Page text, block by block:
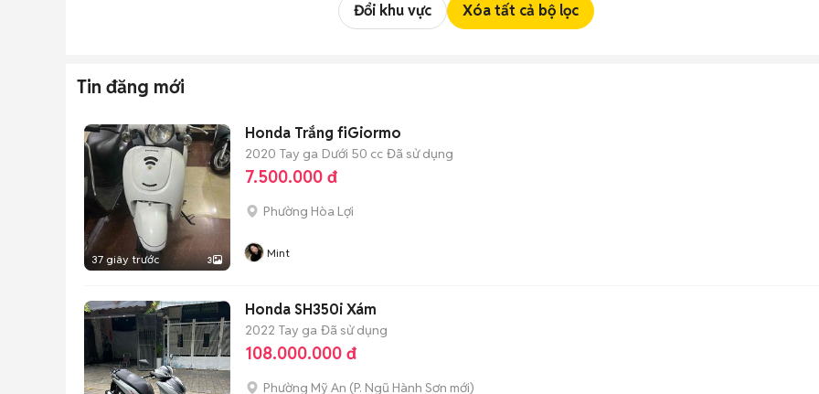
Đổi khu vực Xóa tất cả bộ lọc
Tin đăng mới
37 giây trước 3
Honda Trắng fiGiormo
2020 Tay ga Dưới 50 cc Đã sử dụng
7.500.000 đ
Phường Hòa Lợi
Mint
Honda SH350i Xám
2022 Tay ga Đã sử dụng
108.000.000 đ
Phường Mỹ An (P. Ngũ Hành Sơn mới)